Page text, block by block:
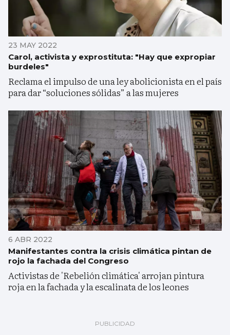
23 MAY 2022
Carol, activista y exprostituta: "Hay que expropiar
burdeles"
Reclama el impulso de una ley abolicionista en el país
para dar “soluciones sólidas” a las mujeres
6 ABR 2022
Manifestantes contra la crisis climática pintan de
rojo la fachada del Congreso
Activistas de 'Rebelión climática' arrojan pintura
roja en la fachada y la escalinata de los leones